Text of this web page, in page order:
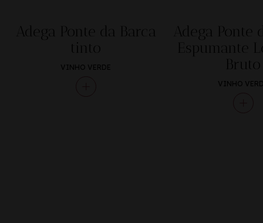
Adega Ponte da Barca
tinto
VINHO VERDE
Adega Ponte
Espumante
Bruto
VINHO